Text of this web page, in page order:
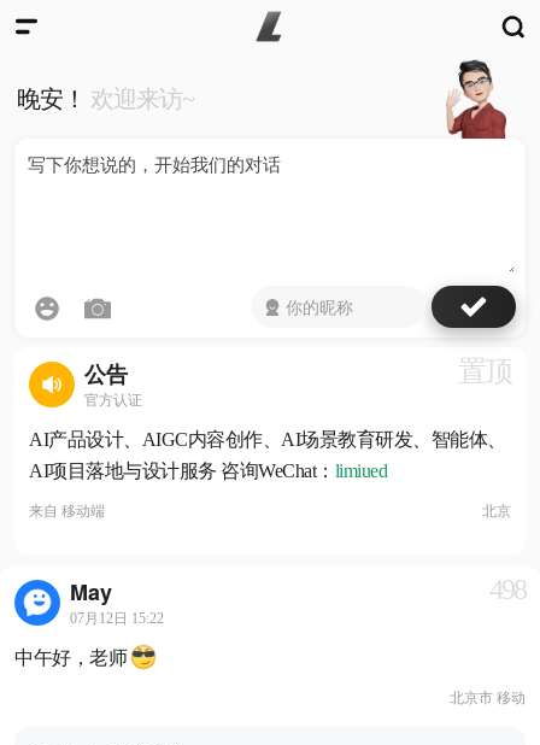
晚安！ 欢迎来访~
公告
官方认证
置顶
AI产品设计、AIGC内容创作、AI场景教育研发、智能体、
AI项目落地与设计服务 咨询WeChat： limiued
来自 移动端 北京
May
07月12日 15:22
498
中午好，老师
北京市 移动